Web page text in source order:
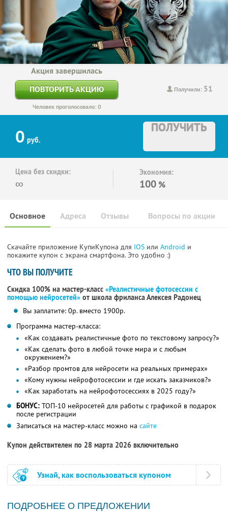
Получили: 51
Акция завершилась
ПОВТОРИТЬ АКЦИЮ
Человек проголосовало: 0
0 руб.
ПОЛУЧИТЬ
Цена без скидки:
∞
Экономия:
100 %
Основное Отзывы Вопросы по акции
Адреса
Скачайте приложение КупиКупона для IOS или Android и
покажите купон с экрана смартфона. Это удобно :)
ЧТО ВЫ ПОЛУЧИТЕ
Скидка 100% на мастер-класс «Реалистичные фотосессии с
помощью нейросетей» от школа фриланса Алексея Радонец
Вы заплатите: 0р. вместо 1900р.
Программа мастер-класса:
«Как создавать реалистичные фото по текстовому запросу?»
«Как сделать фото в любой точке мира и с любым
окружением?»
«Разбор промтов для нейросети на реальных примерах»
«Кому нужны нейрофотосессии и где искать заказчиков?»
«Как заработать на нейрофотосессиях в 2025 году?»
БОНУС: ТОП-10 нейросетей для работы с графикой в подарок
после регистрации
Записаться на мастер-класс можно на сайте
Купон действителен по 28 марта 2026 включительно
Узнай, как воспользоваться купоном
ПОДРОБНЕЕ О ПРЕДЛОЖЕНИИ